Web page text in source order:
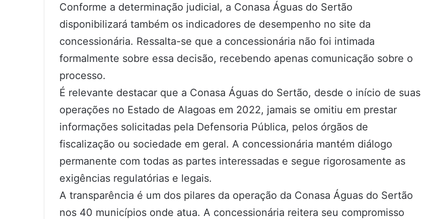
Conforme a determinação judicial, a Conasa Águas do Sertão
disponibilizará também os indicadores de desempenho no site da
concessionária. Ressalta-se que a concessionária não foi intimada
formalmente sobre essa decisão, recebendo apenas comunicação sobre o
processo.
É relevante destacar que a Conasa Águas do Sertão, desde o início de suas
operações no Estado de Alagoas em 2022, jamais se omitiu em prestar
informações solicitadas pela Defensoria Pública, pelos órgãos de
fiscalização ou sociedade em geral. A concessionária mantém diálogo
permanente com todas as partes interessadas e segue rigorosamente as
exigências regulatórias e legais.
A transparência é um dos pilares da operação da Conasa Águas do Sertão
nos 40 municípios onde atua. A concessionária reitera seu compromisso